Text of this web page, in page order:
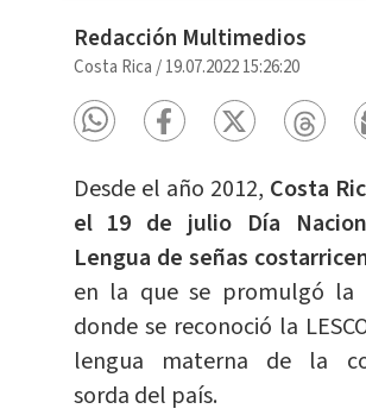
Redacción Multimedios
Costa Rica /19.07.2022 15:26:20
Desde el año 2012, Costa
el 19 de julio Día
Lengua de señas
en la que se promulgó la
donde se reconoció la
lengua materna de la
sorda del país.